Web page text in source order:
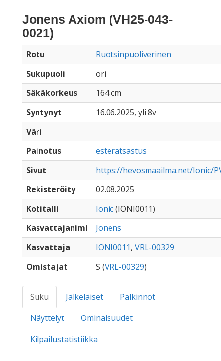
Jonens Axiom (VH25-043-
0021)
Rotu
Ruotsinpuoliverinen
Sukupuoli
ori
Säkäkorkeus
164 cm
Syntynyt
16.06.2025, yli 8v
Väri
Painotus
esteratsastus
Sivut
https://hevosmaailma.net/Ionic/
Rekisteröity
02.08.2025
Kotitalli
Ionic(IONI0011)
Kasvattajanimi
Jonens
Kasvattaja
IONI0011, VRL-00329
Omistajat
S (VRL-00329)
Suku Jälkeläiset
Palkinnot
Näyttelyt
Ominaisuudet
Kilpailustatistiikka